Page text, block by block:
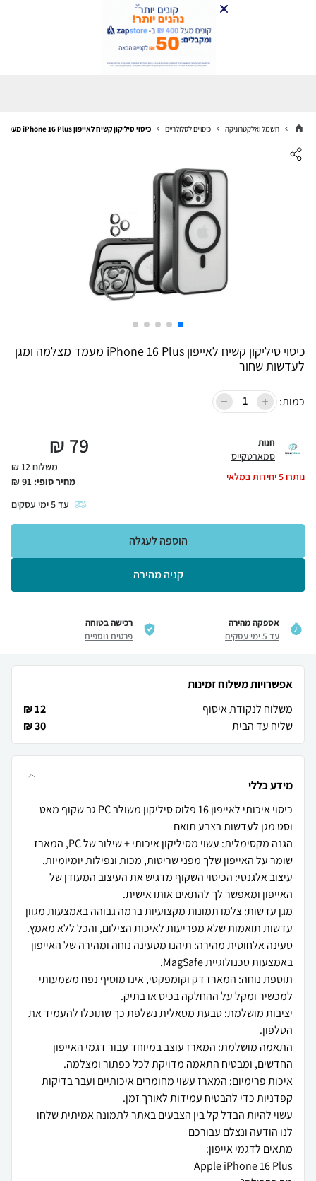
חשמל ואלקטרוניקה כיסויים לסלולריים כיסוי סיליקון קשיח לאייפון iPhone 16 Plus מעמד מצלמה ומגן לעדשות שחור
כיסוי סיליקון קשיח לאייפון iPhone 16 Plus מעמד מצלמה ומגן
לעדשות שחור
כמות:
חנות
סמארטקייס
נותרו5יחידות במלאי
79
₪
משלוח 12 ₪
מחיר סופי: 91
₪
עד5ימי עסקים
קניה מהירה
הוספה לעגלה
אספקה מהירה
עד 5 ימי עסקים
רכישה בטוחה
פרטים נוספים
אפשרויות משלוח זמינות
משלוח לנקודת איסוף
12 ₪
שליח עד הבית
30 ₪
מידע כללי
כיסוי איכותי לאייפון 16 פלוס סיליקון משולב PC גב שקוף מאט
הגנה מקסימלית: עשוי מסיליקון איכותי + שילוב של PC, המארז
עיצוב אלגנטי: הכיסוי השקוף מדגיש את העיצוב המעודן של
מגן עדשות: צלמו תמונות מקצועיות ברמה גבוהה באמצעות מגוון
טעינה אלחוטית מהירה: תיהנו מטעינה נוחה ומהירה של האייפון
תוספת נוחה: המארז דק וקומפקטי, אינו מוסיף נפח משמעותי
יציבות מושלמת: טבעת מטאלית נשלפת כך שתוכלו להעמיד את
התאמה מושלמת: המארז עוצב במיוחד עבור דגמי האייפון
איכות פרימיום: המארז עשוי מחומרים איכותיים ועבר בדיקות
עשוי להיות הבדל קל בין הצבעים באתר לתמונה אמיתית שלחו